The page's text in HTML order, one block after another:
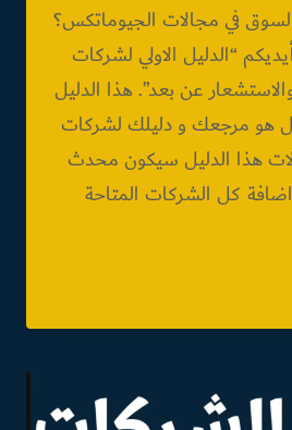
في مجالات الجيوماتكس؟
“الدليل الاولي لشركات
عن بعد”. هذا الدليل
هو مرجعك و دليلك لشركات
هذا الدليل سيكون محدث
كل الشركات المتاحة